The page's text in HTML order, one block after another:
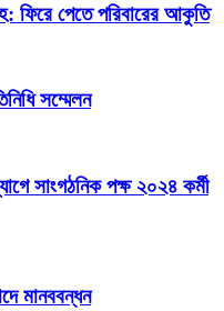
ফিরে পেতে পরিবারের আকুতি
সম্মেলন
সাংগঠনিক পক্ষ ২০২৪ কর্মী
মানববন্ধন